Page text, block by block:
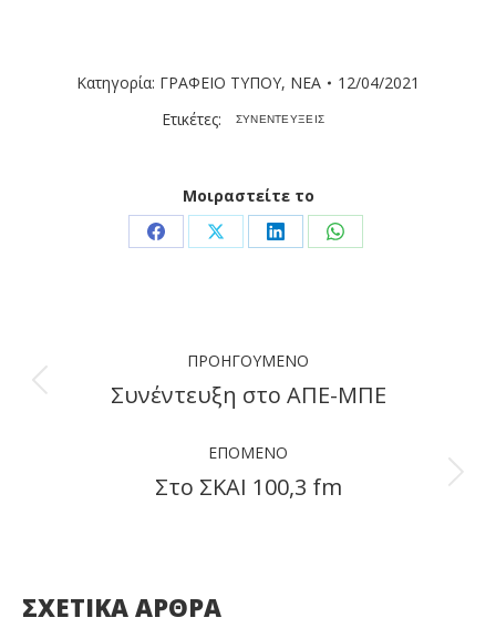
Κατηγορία: ΓΡΑΦΕΙΟ ΤΥΠΟΥ, ΝΕΑ
12/04/2021
Ετικέτες:
ΣΥΝΕΝΤΕΥΞΕΙΣ
Μοιραστείτε το
Share Share Share Share
navigation
ΠΡΟΗΓΟΎΜΕΝΟ
Previous
Συνέντευξη στο ΑΠΕ-ΜΠΕ
ΕΠΌΜΕΝΟ
Next
Στο ΣΚΑΙ 100,3 fm
ΣΧΕΤΙΚΑ ΑΡΘΡΑ